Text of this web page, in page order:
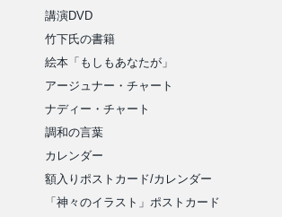
講演DVD
竹下氏の書籍
絵本「もしもあなたが」
アージュナー・チャート
ナディー・チャート
調和の言葉
カレンダー
額入りポストカード/カレンダー
「神々のイラスト」ポストカード